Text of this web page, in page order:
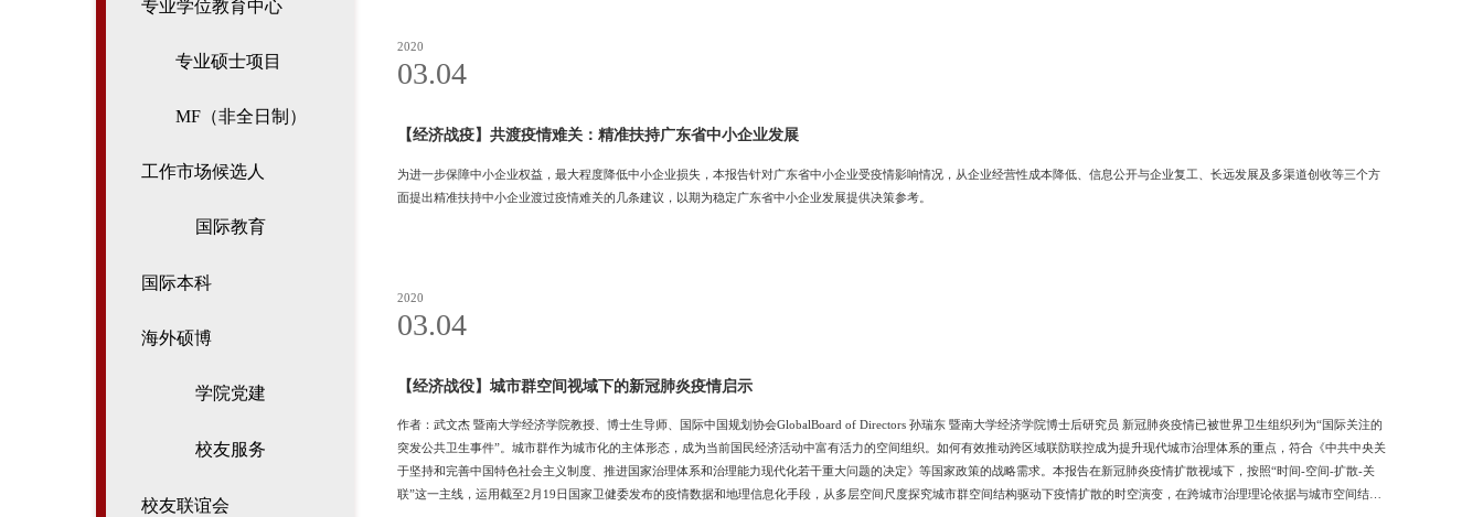
专业学位教育中心
专业硕士项目
MF（非全日制）
工作市场候选人
国际教育
国际本科
海外硕博
学院党建
校友服务
校友联谊会
2020
03.04
【经济战疫】共渡疫情难关：精准扶持广东省中小企业发展
为进一步保障中小企业权益，最大程度降低中小企业损失，本报告针对广东省中小企业受疫情影响情况，从企业经营性成本降低、信息公开与企业复工、长远发展及多渠道创收等三个方
面提出精准扶持中小企业渡过疫情难关的几条建议，以期为稳定广东省中小企业发展提供决策参考。
2020
03.04
【经济战役】城市群空间视域下的新冠肺炎疫情启示
作者：武文杰 暨南大学经济学院教授、博士生导师、国际中国规划协会GlobalBoard of Directors 孙瑞东 暨南大学经济学院博士后研究员 新冠肺炎疫情已被世界卫生组织列为“国际关注的
突发公共卫生事件”。城市群作为城市化的主体形态，成为当前国民经济活动中富有活力的空间组织。如何有效推动跨区域联防联控成为提升现代城市治理体系的重点，符合《中共中央关
于坚持和完善中国特色社会主义制度、推进国家治理体系和治理能力现代化若干重大问题的决定》等国家政策的战略需求。本报告在新冠肺炎疫情扩散视域下，按照“时间-空间-扩散-关
联”这一主线，运用截至2月19日国家卫健委发布的疫情数据和地理信息化手段，从多层空间尺度探究城市群空间结构驱动下疫情扩散的时空演变，在跨城市治理理论依据与城市空间结构